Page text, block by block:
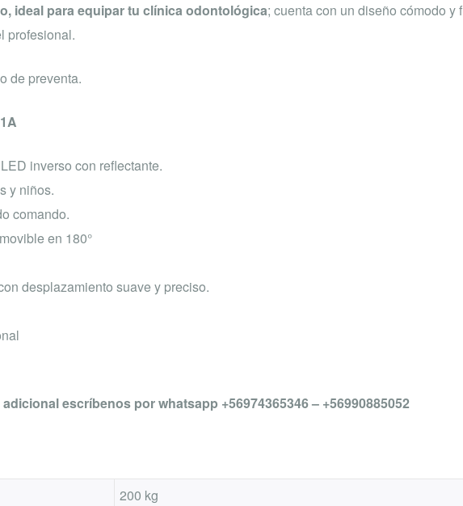
ideal para equipar tu clínica odontológica; cuenta con un diseño cómodo y
profesional.
de preventa.
inverso con reflectante.
y niños.
comando.
en 180°
desplazamiento suave y preciso.
adicionalescríbenos por whatsapp +56974365346 – +56990885052
200 kg